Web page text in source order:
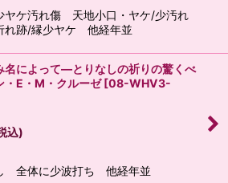
ヤケ汚れ傷 天地小口・ヤケ/少汚れ
れ跡/縁少ヤケ 他経年並
名によって―とりなしの祈りの驚くべ
E・M・クルーゼ [08-WHV3-
込)
全体に少波打ち 他経年並